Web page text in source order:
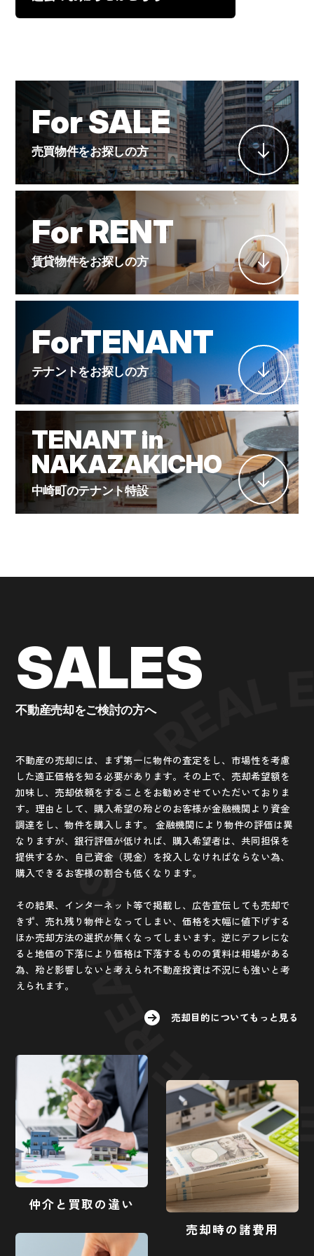
For SALE
売買物件をお探しの方
For RENT
賃貸物件をお探しの方
ForTENANT
テナントをお探しの方
TENANT in
NAKAZAKICHO
中崎町のテナント特設
SALES
不動産売却をご検討の方へ
不動産の売却には、まず第一に物件の査定をし、市場性を考慮
した適正価格を知る必要があります。その上で、売却希望額を
加味し、売却依頼をすることをお勧めさせていただいておりま
す。理由として、購入希望の殆どのお客様が金融機関より資金
調達をし、物件を購入します。 金融機関により物件の評価は異
なりますが、銀行評価が低ければ、購入希望者は、共同担保を
提供するか、自己資金（現金）を投入しなければならない為、
購入できるお客様の割合も低くなります。
その結果、インターネット等で掲載し、広告宣伝しても売却で
きず、売れ残り物件となってしまい、価格を大幅に値下げする
ほか売却方法の選択が無くなってしまいます。逆にデフレにな
ると地価の下落により価格は下落するものの賃料は相場がある
為、殆ど影響しないと考えられ不動産投資は不況にも強いと考
えられます。
売却目的についてもっと見る
仲介と買取の違い
売却時の諸費用